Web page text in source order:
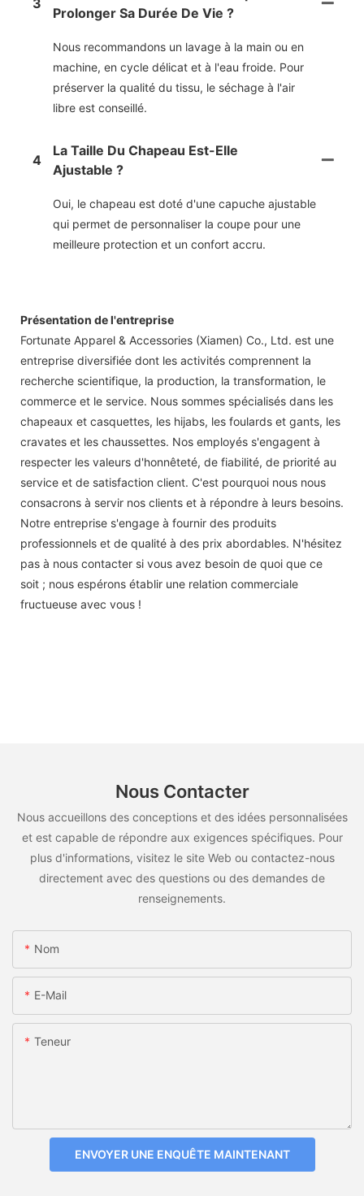
3
Prolonger Sa Durée De Vie ?
Nous recommandons un lavage à la main ou en
machine, en cycle délicat et à l'eau froide. Pour
préserver la qualité du tissu, le séchage à l'air
libre est conseillé.
4
La Taille Du Chapeau Est-Elle
Ajustable ?
Oui, le chapeau est doté d'une capuche ajustable
qui permet de personnaliser la coupe pour une
meilleure protection et un confort accru.
Présentation de l'entreprise
Fortunate Apparel & Accessories (Xiamen) Co., Ltd. est une
entreprise diversifiée dont les activités comprennent la
recherche scientifique, la production, la transformation, le
commerce et le service. Nous sommes spécialisés dans les
chapeaux et casquettes, les hijabs, les foulards et gants, les
cravates et les chaussettes. Nos employés s'engagent à
respecter les valeurs d'honnêteté, de fiabilité, de priorité au
service et de satisfaction client. C'est pourquoi nous nous
consacrons à servir nos clients et à répondre à leurs besoins.
Notre entreprise s'engage à fournir des produits
professionnels et de qualité à des prix abordables. N'hésitez
pas à nous contacter si vous avez besoin de quoi que ce
soit ; nous espérons établir une relation commerciale
fructueuse avec vous !
Nous Contacter
Nous accueillons des conceptions et des idées personnalisées
et est capable de répondre aux exigences spécifiques. Pour
plus d'informations, visitez le site Web ou contactez-nous
directement avec des questions ou des demandes de
renseignements.
Nom
E-Mail
Teneur
ENVOYER UNE ENQUÊTE MAINTENANT